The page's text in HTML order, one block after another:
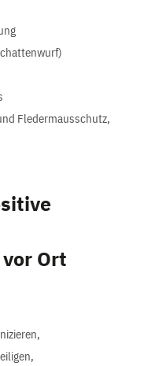
Fledermausschutz,
Ort